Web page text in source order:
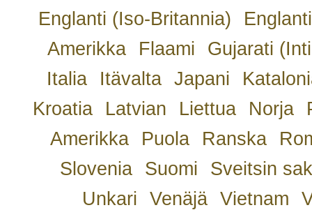
Englanti (Iso-Britannia)
Amerikka
Flaami
Gujarati
Italia
Itävalta Japani
Kroatia
Latvian Liettua Norja
Amerikka
Puola Ranska
Slovenia
Suomi
Sveitsin
Unkari
Venäjä Vietnam